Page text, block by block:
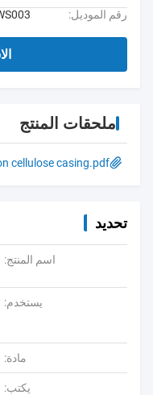
رقم الموديل:
ملحقات المنتج
cellulose casing.pdf
تحديد
اسم المنتج:
يستخدم:
مادة:
يكتب: